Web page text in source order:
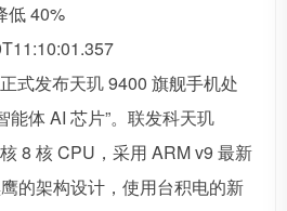
低 40%
式发布天玑 9400 旗舰手机处
能体 AI 芯片”。联发科天玑
8 核 CPU，采用 ARM v9 最新
的架构设计，使用台积电的新